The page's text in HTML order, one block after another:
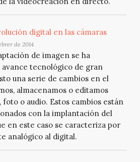
digital en las cámaras
de 2014
de imagen se ha
tecnológico de gran
una serie de cambios en el
almacenamos o editamos
o audio. Estos cambios están
con la implantación del
en este caso se caracteriza por
analógico al digital.